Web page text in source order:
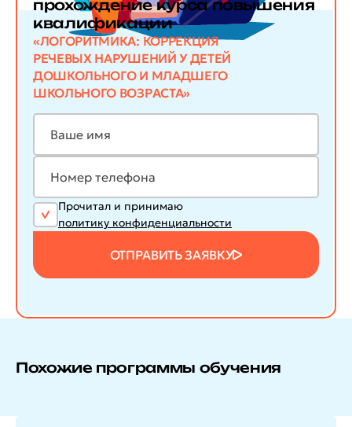
прохождение курса повышения
квалификации
«ЛОГОРИТМИКА: КОРРЕКЦИЯ
РЕЧЕВЫХ НАРУШЕНИЙ У ДЕТЕЙ
ДОШКОЛЬНОГО И МЛАДШЕГО
ШКОЛЬНОГО ВОЗРАСТА»
Прочитал и принимаю
политику конфиденциальности
ОТПРАВИТЬ ЗАЯВКУ
Похожие программы обучения